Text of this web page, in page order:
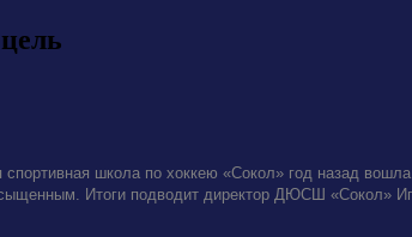
спортивная школа по хоккею «Сокол» год назад
Итоги подводит директор ДЮСШ «Сокол»